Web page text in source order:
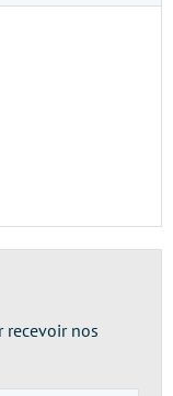
recevoir nos